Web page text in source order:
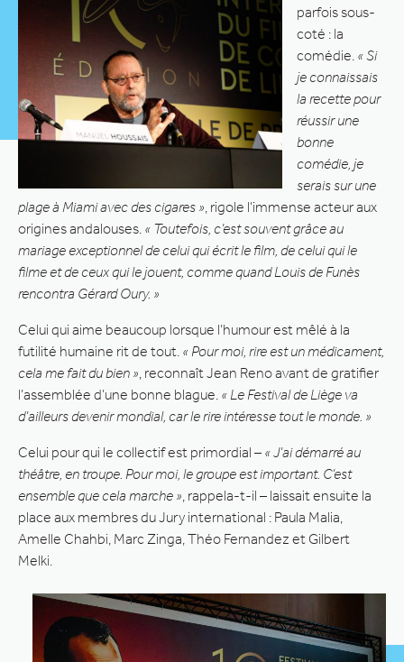
parfois sous-
coté : la
comédie. « Si
je connaissais
la recette pour
réussir une
bonne
comédie, je
serais sur une
plage à Miami avec des cigares » , rigole l’immense acteur aux
origines andalouses. « Toutefois, c’est souvent grâce au
mariage exceptionnel de celui qui écrit le film, de celui qui le
filme et de ceux qui le jouent, comme quand Louis de Funès
rencontra Gérard Oury. »
Celui qui aime beaucoup lorsque l’humour est mêlé à la
futilité humaine rit de tout. « Pour moi, rire est un médicament,
cela me fait du bien » , reconnaît Jean Reno avant de gratifier
l’assemblée d’une bonne blague. « Le Festival de Liège va
d’ailleurs devenir mondial, car le rire intéresse tout le monde. »
Celui pour qui le collectif est primordial – « J’ai démarré au
théâtre, en troupe. Pour moi, le groupe est important. C’est
ensemble que cela marche » , rappela-t-il – laissait ensuite la
place aux membres du Jury international : Paula Malia,
Amelle Chahbi, Marc Zinga, Théo Fernandez et Gilbert
Melki.